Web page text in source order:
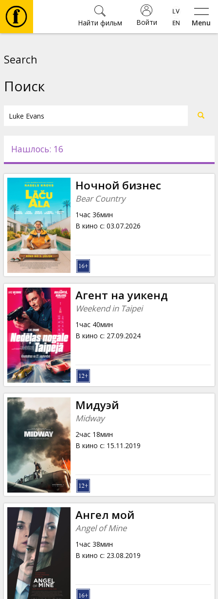
Menu
Войти
Найти фильм
Новости
Подарки
Кинозакуски
B2B
Клуб
Search
Поиск
Нашлось: 16
Ночной бизнес
Bear Country
1час 36мин
В кино с: 03.07.2026
Агент на уикенд
Weekend in Taipei
1час 40мин
В кино с: 27.09.2024
Мидуэй
Midway
2час 18мин
В кино с: 15.11.2019
Ангел мой
Angel of Mine
1час 38мин
В кино с: 23.08.2019